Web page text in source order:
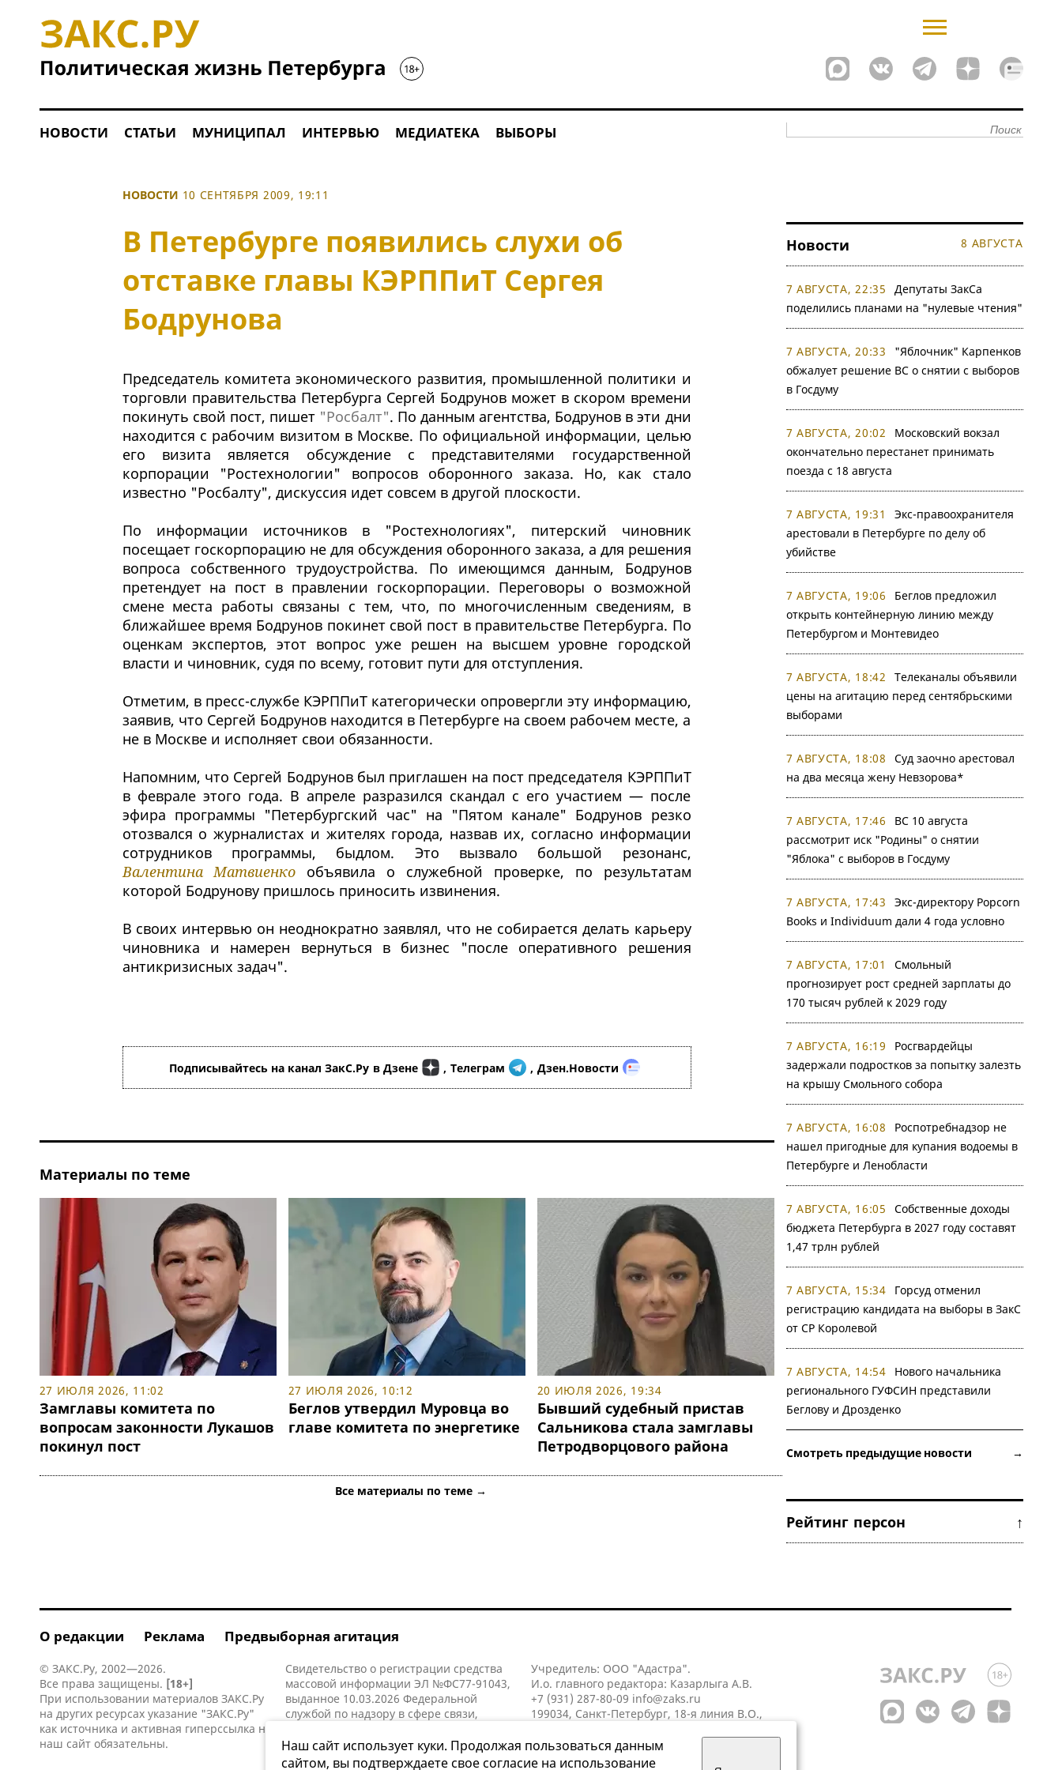
НОВОСТИ СТАТЬИ МУНИЦИПАЛ ИНТЕРВЬЮ МЕДИАТЕКА ВЫБОРЫ
НОВОСТИ 10 СЕНТЯБРЯ 2009, 19:11
В Петербурге появились слухи об
отставке главы КЭРППиТ Сергея
Бодрунова
Председатель комитета экономического развития, промышленной политики и
торговли правительства Петербурга Сергей Бодрунов может в скором времени
покинуть свой пост, пишет "Росбалт". По данным агентства, Бодрунов в эти дни
находится с рабочим визитом в Москве. По официальной информации, целью
его визита является обсуждение с представителями государственной
корпорации "Ростехнологии" вопросов оборонного заказа. Но, как стало
известно "Росбалту", дискуссия идет совсем в другой плоскости.
По информации источников в "Ростехнологиях", питерский чиновник
посещает госкорпорацию не для обсуждения оборонного заказа, а для решения
вопроса собственного трудоустройства. По имеющимся данным, Бодрунов
претендует на пост в правлении госкорпорации. Переговоры о возможной
смене места работы связаны с тем, что, по многочисленным сведениям, в
ближайшее время Бодрунов покинет свой пост в правительстве Петербурга. По
оценкам экспертов, этот вопрос уже решен на высшем уровне городской
власти и чиновник, судя по всему, готовит пути для отступления.
Отметим, в пресс-службе КЭРППиТ категорически опровергли эту информацию,
заявив, что Сергей Бодрунов находится в Петербурге на своем рабочем месте, а
не в Москве и исполняет свои обязанности.
Напомним, что Сергей Бодрунов был приглашен на пост председателя КЭРППиТ
в феврале этого года. В апреле разразился скандал с его участием — после
эфира программы "Петербургский час" на "Пятом канале" Бодрунов резко
отозвался о журналистах и жителях города, назвав их, согласно информации
сотрудников программы, быдлом. Это вызвало большой резонанс,
Валентина Матвиенко объявила о служебной проверке, по результатам
которой Бодрунову пришлось приносить извинения.
В своих интервью он неоднократно заявлял, что не собирается делать карьеру
чиновника и намерен вернуться в бизнес "после оперативного решения
антикризисных задач".
Подписывайтесь на канал ЗакС.Ру в Дзене , Телеграм , Дзен.Новости
Материалы по теме
27 ИЮЛЯ 2026, 11:02
Замглавы комитета по
вопросам законности Лукашов
покинул пост
27 ИЮЛЯ 2026, 10:12
Беглов утвердил Муровца во
главе комитета по энергетике
20 ИЮЛЯ 2026, 19:34
Бывший судебный пристав
Сальникова стала замглавы
Петродворцового района
Все материалы по теме →
Новости 8 АВГУСТА
7 АВГУСТА, 22:35
Депутаты ЗакСа
поделились планами на "нулевые чтения"
7 АВГУСТА, 20:33
"Яблочник" Карпенков
обжалует решение ВС о снятии с выборов
в Госдуму
7 АВГУСТА, 20:02
Московский вокзал
окончательно перестанет принимать
поезда с 18 августа
7 АВГУСТА, 19:31
Экс-правоохранителя
арестовали в Петербурге по делу об
убийстве
7 АВГУСТА, 19:06
Беглов предложил
открыть контейнерную линию между
Петербургом и Монтевидео
7 АВГУСТА, 18:42
Телеканалы объявили
цены на агитацию перед сентябрьскими
выборами
7 АВГУСТА, 18:08
Суд заочно арестовал
на два месяца жену Невзорова*
7 АВГУСТА, 17:46
ВС 10 августа
рассмотрит иск "Родины" о снятии
"Яблока" с выборов в Госдуму
7 АВГУСТА, 17:43
Экс-директору Popcorn
Books и Individuum дали 4 года условно
7 АВГУСТА, 17:01
Смольный
прогнозирует рост средней зарплаты до
170 тысяч рублей к 2029 году
7 АВГУСТА, 16:19
Росгвардейцы
задержали подростков за попытку залезть
на крышу Смольного собора
7 АВГУСТА, 16:08
Роспотребнадзор не
нашел пригодные для купания водоемы в
Петербурге и Ленобласти
7 АВГУСТА, 16:05
Собственные доходы
бюджета Петербурга в 2027 году составят
1,47 трлн рублей
7 АВГУСТА, 15:34
Горсуд отменил
регистрацию кандидата на выборы в ЗакС
от СР Королевой
7 АВГУСТА, 14:54
Нового начальника
регионального ГУФСИН представили
Беглову и Дрозденко
Смотреть предыдущие новости →
Рейтинг персон ↑
О редакции Реклама Предвыборная агитация
© ЗАКС.Ру, 2002—2026.
Все права защищены. [18+]
При использовании материалов ЗАКС.Ру
на других ресурсах указание "ЗАКС.Ру"
как источника и активная гиперссылка на
наш сайт обязательны.
Свидетельство о регистрации средства
массовой информации ЭЛ №ФС77-91043,
выданное 10.03.2026 Федеральной
службой по надзору в сфере связи,
коммуникаций (Роскомнадзор).
Учредитель: ООО "Адастра".
И.о. главного редактора: Казарлыга А.В.
+7 (931) 287-80-09 info@zaks.ru
199034, Санкт-Петербург, 18-я линия В.О.,
Наш сайт использует куки. Продолжая пользоваться данным
сайтом, вы подтверждаете свое согласие на использование